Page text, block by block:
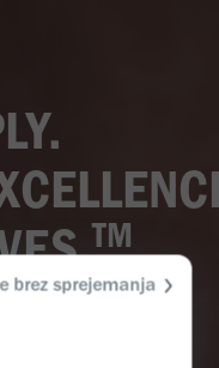
brez sprejemanja
TM